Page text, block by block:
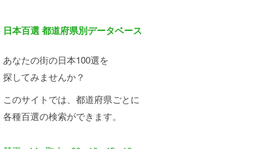
日本百選 都道府県別データベース
あなたの街の日本100選を
探してみませんか？
このサイトでは、都道府県ごとに
各種百選の検索ができます。